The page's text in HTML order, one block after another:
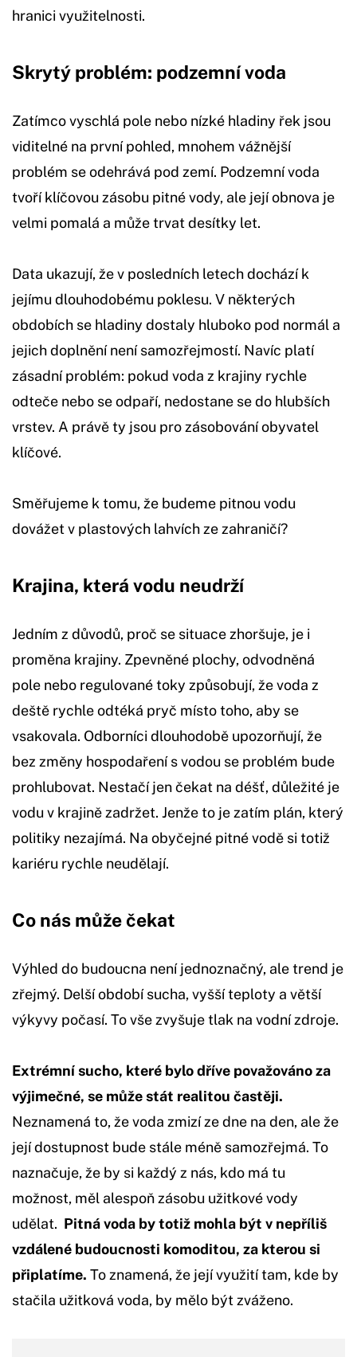
hranici využitelnosti.
Skrytý problém: podzemní voda
Zatímco vyschlá pole nebo nízké hladiny řek jsou
viditelné na první pohled, mnohem vážnější
problém se odehrává pod zemí. Podzemní voda
tvoří klíčovou zásobu pitné vody, ale její obnova je
velmi pomalá a může trvat desítky let.
Data ukazují, že v posledních letech dochází k
jejímu dlouhodobému poklesu. V některých
obdobích se hladiny dostaly hluboko pod normál a
jejich doplnění není samozřejmostí. Navíc platí
zásadní problém: pokud voda z krajiny rychle
odteče nebo se odpaří, nedostane se do hlubších
vrstev. A právě ty jsou pro zásobování obyvatel
klíčové.
Směřujeme k tomu, že budeme pitnou vodu
dovážet v plastových lahvích ze zahraničí?
Krajina, která vodu neudrží
Jedním z důvodů, proč se situace zhoršuje, je i
proměna krajiny. Zpevněné plochy, odvodněná
pole nebo regulované toky způsobují, že voda z
deště rychle odtéká pryč místo toho, aby se
vsakovala. Odborníci dlouhodobě upozorňují, že
bez změny hospodaření s vodou se problém bude
prohlubovat. Nestačí jen čekat na déšť, důležité je
vodu v krajině zadržet. Jenže to je zatím plán, který
politiky nezajímá. Na obyčejné pitné vodě si totiž
kariéru rychle neudělají.
Co nás může čekat
Výhled do budoucna není jednoznačný, ale trend je
zřejmý. Delší období sucha, vyšší teploty a větší
výkyvy počasí. To vše zvyšuje tlak na vodní zdroje.
Extrémní sucho, které bylo dříve považováno za
výjimečné, se může stát realitou častěji.
Neznamená to, že voda zmizí ze dne na den, ale že
její dostupnost bude stále méně samozřejmá. To
naznačuje, že by si každý z nás, kdo má tu
možnost, měl alespoň zásobu užitkové vody
udělat. Pitná voda by totiž mohla být v nepříliš
vzdálené budoucnosti komoditou, za kterou si
připlatíme. To znamená, že její využití tam, kde by
stačila užitková voda, by mělo být zváženo.